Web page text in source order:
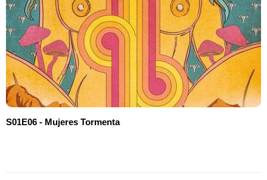
S01E06 - Mujeres Tormenta